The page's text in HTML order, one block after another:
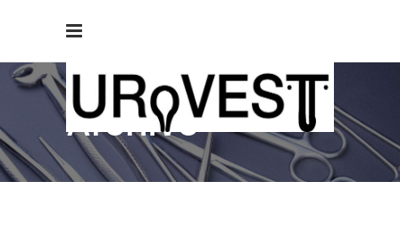
Archive